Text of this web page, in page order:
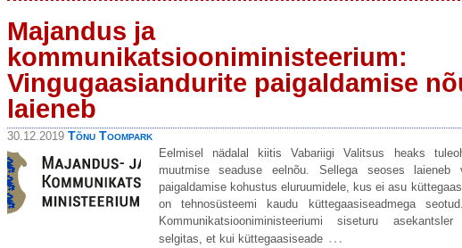
Majandus ja
kommunikatsiooniministeerium:
Vingugaasiandurite paigaldamise
laieneb
30.12.2019 Tõnu Toompark
Eelmisel nädalal kiitis Vabariigi Valitsus heaks
muutmise seaduse eelnõu. Sellega seoses laieneb
paigaldamise kohustus eluruumidele, kus ei asu
on tehnosüsteemi kaudu küttegaasiseadmega
Kommunikatsiooniministeeriumi siseturu
selgitas, et kui küttegaasiseade …